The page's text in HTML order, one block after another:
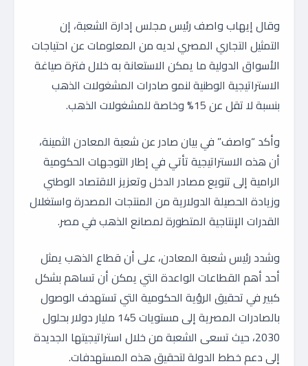
وقال إيهاب واصف رئيس مجلس إدارة الشعبة، إن
التمثيل التجاري المصري لديه من المعلومات عن احتياجات
الأسواق الدولية ما يمكن الاستعانة به خلال فترة صياغة
الاستراتيجية الوطنية لنمو صادرات المشغولات الذهب
بنسبة لا تقل عن 15% وخاصة للمشغولات الذهب.
وأكد “واصف” في بيان صادر عن شعبة المعادن الثمينة،
أن هذه الاستراتيجية تأتي في إطار التوجهات الحكومية
الرامية إلى تنويع مصادر الدخل وتعزيز الاقتصاد الوطني
وزيادة الحصيلة الدولارية من المنتجات المصدرة واستغلال
القدرات الإنتاجية المتطورة لمصانع الذهب في مصر.
وشدد رئيس شعبة المعادن، على أن قطاع الذهب يمثل
أحد أهم القطاعات الواعدة التي يمكن أن تساهم بشكل
كبير في تحقيق الرؤية الحكومية التي تستهدف الوصول
بالصادرات المصرية إلى مستويات 145 مليار دولار بحلول
2030، حيث تسعى الشعبة من خلال استراتيجيتها الجديدة
إلى دعم خطط الدولة لتحقيق هذه المستهدفات.